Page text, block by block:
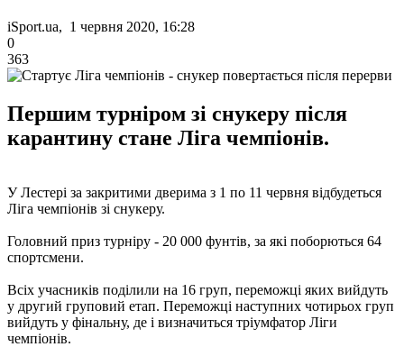
iSport.ua, 1 червня 2020, 16:28
0
363
Першим турніром зі снукеру після
карантину стане Ліга чемпіонів.
У Лестері за закритими дверима з 1 по 11 червня відбудеться
Ліга чемпіонів зі снукеру.
Головний приз турніру - 20 000 фунтів, за які поборються 64
спортсмени.
Всіх учасників поділили на 16 груп, переможці яких вийдуть
у другий груповий етап. Переможці наступних чотирьох груп
вийдуть у фінальну, де і визначиться тріумфатор Ліги
чемпіонів.